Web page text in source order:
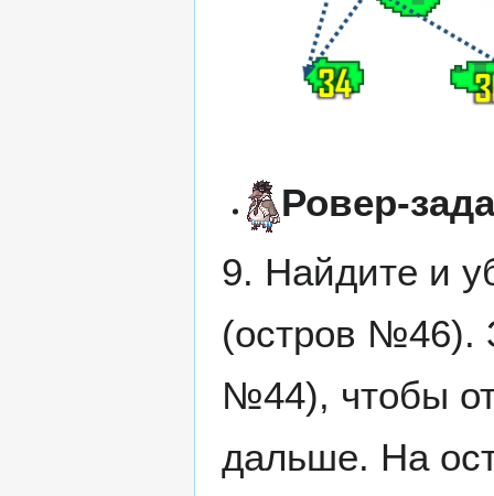
Ровер-
9. Найдите и
(остров №46).
№44), чтобы
дальше. На